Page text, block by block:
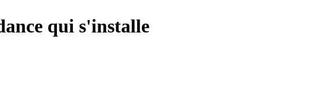
qui s'installe